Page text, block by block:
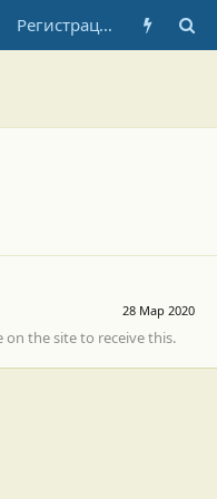
Регистрация
28 Мар 2020
on the site to receive this.